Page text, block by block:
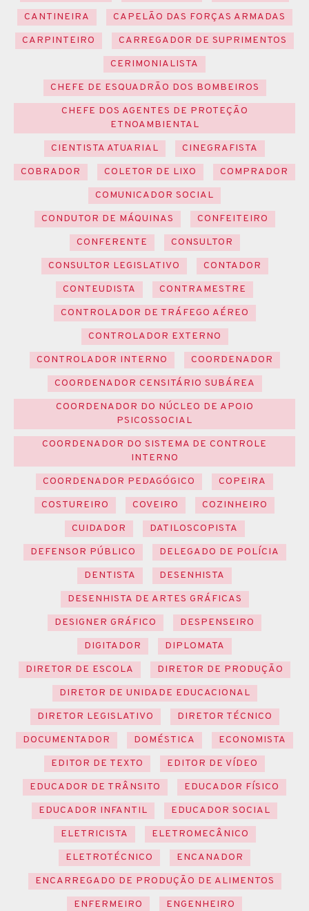
CANTINEIRA
CAPELÃO DAS FORÇAS ARMADAS
CARPINTEIRO
CARREGADOR DE SUPRIMENTOS
CERIMONIALISTA
CHEFE DE ESQUADRÃO DOS BOMBEIROS
CHEFE DOS AGENTES DE PROTEÇÃO
ETNOAMBIENTAL
CIENTISTA ATUARIAL
CINEGRAFISTA
COBRADOR
COLETOR DE LIXO
COMPRADOR
COMUNICADOR SOCIAL
CONDUTOR DE MÁQUINAS
CONFEITEIRO
CONFERENTE
CONSULTOR
CONSULTOR LEGISLATIVO
CONTADOR
CONTEUDISTA
CONTRAMESTRE
CONTROLADOR DE TRÁFEGO AÉREO
CONTROLADOR EXTERNO
CONTROLADOR INTERNO
COORDENADOR
COORDENADOR CENSITÁRIO SUBÁREA
COORDENADOR DO NÚCLEO DE APOIO
PSICOSSOCIAL
COORDENADOR DO SISTEMA DE CONTROLE
INTERNO
COORDENADOR PEDAGÓGICO
COPEIRA
COSTUREIRO
COVEIRO
COZINHEIRO
CUIDADOR
DATILOSCOPISTA
DEFENSOR PÚBLICO
DELEGADO DE POLÍCIA
DENTISTA
DESENHISTA
DESENHISTA DE ARTES GRÁFICAS
DESIGNER GRÁFICO
DESPENSEIRO
DIGITADOR
DIPLOMATA
DIRETOR DE ESCOLA
DIRETOR DE PRODUÇÃO
DIRETOR DE UNIDADE EDUCACIONAL
DIRETOR LEGISLATIVO
DIRETOR TÉCNICO
DOCUMENTADOR
DOMÉSTICA
ECONOMISTA
EDITOR DE TEXTO
EDITOR DE VÍDEO
EDUCADOR DE TRÂNSITO
EDUCADOR FÍSICO
EDUCADOR INFANTIL
EDUCADOR SOCIAL
ELETRICISTA
ELETROMECÂNICO
ELETROTÉCNICO
ENCANADOR
ENCARREGADO DE PRODUÇÃO DE ALIMENTOS
ENFERMEIRO
ENGENHEIRO